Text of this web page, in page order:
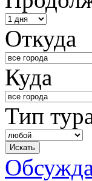
Откуда
Куда
Тип